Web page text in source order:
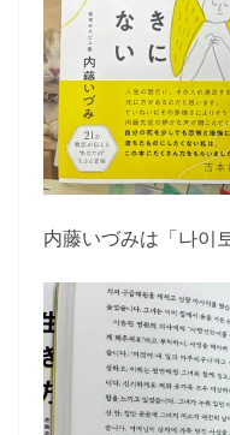
内藤いづみは「나이